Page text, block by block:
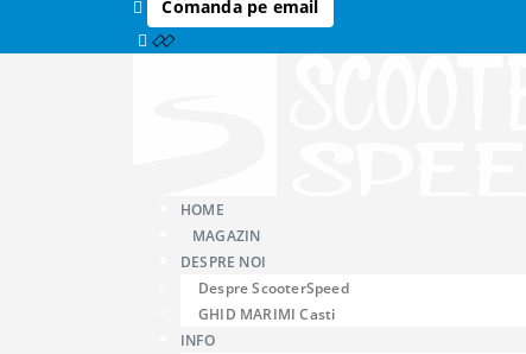
Comanda pe email
HOME
MAGAZIN
DESPRE NOI
Despre ScooterSpeed
GHID MARIMI Casti
INFO